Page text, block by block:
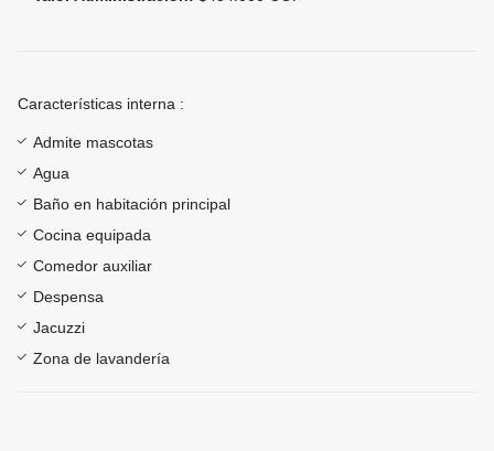
Características interna :
Admite mascotas
Agua
Baño en habitación principal
Cocina equipada
Comedor auxiliar
Despensa
Jacuzzi
Zona de lavandería